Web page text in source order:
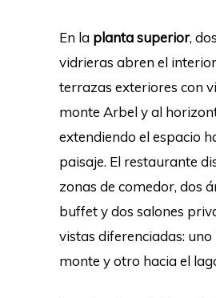
En la planta superior,
vidrieras abren el
terrazas exteriores con
monte Arbel y al
extendiendo el espacio
paisaje. El restaurante
zonas de comedor, dos
buffet y dos salones
vistas diferenciadas: uno
monte y otro hacia el